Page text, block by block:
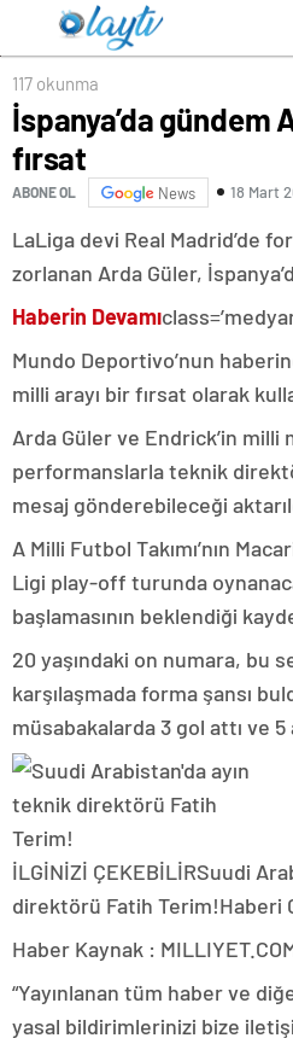
117 okunma
İspanya’da gündem
fırsat
ABONE OL News 18 Mart
LaLiga devi Real Madrid’de
zorlanan Arda Güler,
Haberin Devamı
Mundo Deportivo’nun
milli arayı bir fırsat olarak
Arda Güler ve Endrick’in
performanslarla teknik
mesaj gönderebileceği
A Milli Futbol Takımı’nın
Ligi play-off turunda
başlamasının beklendiği
20 yaşındaki on numara, bu
karşılaşmada forma şansı
müsabakalarda 3 gol attı ve
İLGİNİZİ ÇEKEBİLİRSuudi
direktörü Fatih Terim!Haberi
Haber Kaynak :
“Yayınlanan tüm haber ve
yasal bildirimlerinizi bize